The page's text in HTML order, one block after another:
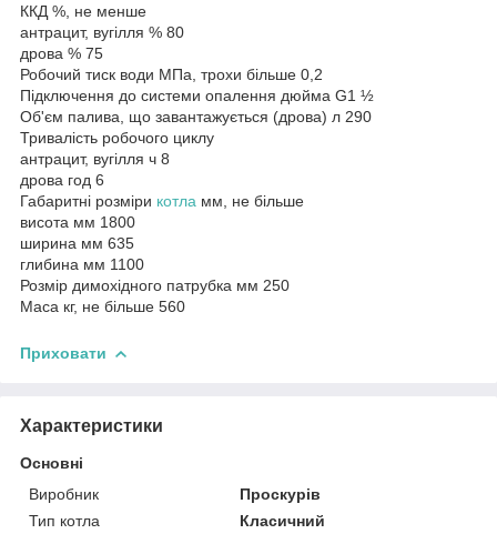
ККД %, не менше
антрацит, вугілля % 80
дрова % 75
Робочий тиск води МПа, трохи більше 0,2
Підключення до системи опалення дюйма G1 ½
Об'єм палива, що завантажується (дрова) л 290
Тривалість робочого циклу
антрацит, вугілля ч 8
дрова год 6
Габаритні розміри котла мм, не більше
висота мм 1800
ширина мм 635
глибина мм 1100
Розмір димохідного патрубка мм 250
Маса кг, не більше 560
Приховати
Характеристики
Основні
Виробник
Проскурів
Тип котла
Класичний